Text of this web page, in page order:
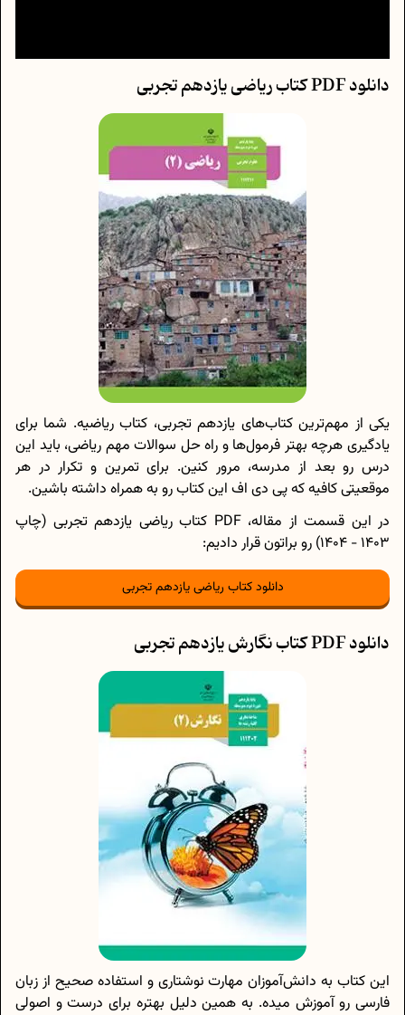
دانلود PDF کتاب ریاضی یازدهم تجربی
یکی از مهم‌ترین کتا‌ب‌های یازدهم تجربی، کتاب ریاضیه. شما برای
یادگیری هرچه بهتر فرمول‌ها و راه حل سوالات مهم ریاضی، باید این
درس رو بعد از مدرسه، مرور کنین. برای تمرین و تکرار در هر
موقعیتی کافیه که پی دی اف این کتاب رو به همراه داشته باشین.
در این قسمت از مقاله، PDF کتاب ریاضی یازدهم تجربی (چاپ
1403 - 1404) رو براتون قرار دادیم:
دانلود کتاب ریاضی یازدهم تجربی
دانلود PDF کتاب نگارش یازدهم تجربی
این کتاب به دانش‌آموزان مهارت نوشتاری و استفاده صحیح از زبان
فارسی رو آموزش میده. به همین دلیل بهتره برای درست و اصولی